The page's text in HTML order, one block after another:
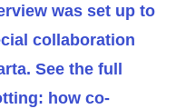
was set up to
collaboration
See the full
how co-